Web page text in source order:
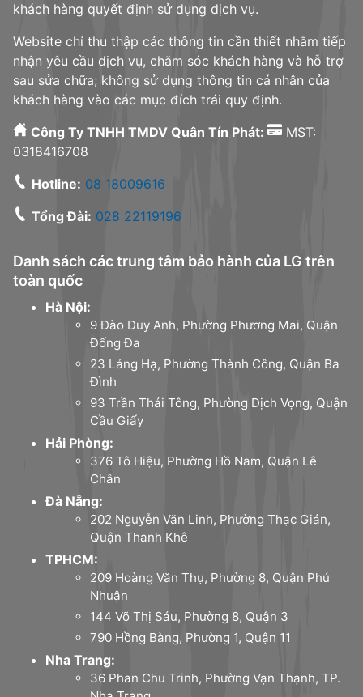
khách hàng quyết định sử dụng dịch vụ.
Website chỉ thu thập các thông tin cần thiết nhằm tiếp
nhận yêu cầu dịch vụ, chăm sóc khách hàng và hỗ trợ
sau sửa chữa; không sử dụng thông tin cá nhân của
khách hàng vào các mục đích trái quy định.
Công Ty TNHH TMDV Quân Tín Phát:
MST:
0318416708
Hotline: 08 18009616
Tổng Đài: 028 22119196
Danh sách các trung tâm bảo hành của LG trên
toàn quốc
Hà Nội:
9 Đào Duy Anh, Phường Phương Mai, Quận
Đống Đa
23 Láng Hạ, Phường Thành Công, Quận Ba
Đình
93 Trần Thái Tông, Phường Dịch Vọng, Quận
Cầu Giấy
Hải Phòng:
376 Tô Hiệu, Phường Hồ Nam, Quận Lê
Chân
Đà Nẵng:
202 Nguyễn Văn Linh, Phường Thạc Gián,
Quận Thanh Khê
TPHCM:
209 Hoàng Văn Thụ, Phường 8, Quận Phú
Nhuận
144 Võ Thị Sáu, Phường 8, Quận 3
790 Hồng Bàng, Phường 1, Quận 11
Nha Trang:
36 Phan Chu Trinh, Phường Vạn Thạnh, TP.